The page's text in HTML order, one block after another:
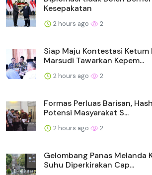
Kesepakatan
2 hours ago 2
Siap Maju Kontestasi Ketum
Marsudi Tawarkan Kepem...
2 hours ago 2
Formas Perluas Barisan,
Potensi Masyarakat S...
2 hours ago 2
Gelombang Panas Melanda
Suhu Diperkirakan Cap...